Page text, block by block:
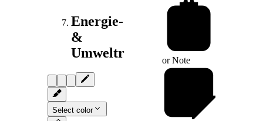
Energie-
&
Umweltrecht
Select color
orNote